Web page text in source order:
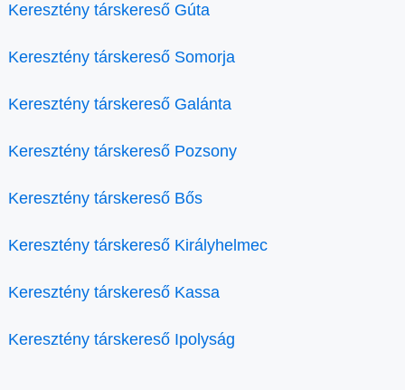
Keresztény társkereső Gúta
Keresztény társkereső Somorja
Keresztény társkereső Galánta
Keresztény társkereső Pozsony
Keresztény társkereső Bős
Keresztény társkereső Királyhelmec
Keresztény társkereső Kassa
Keresztény társkereső Ipolyság